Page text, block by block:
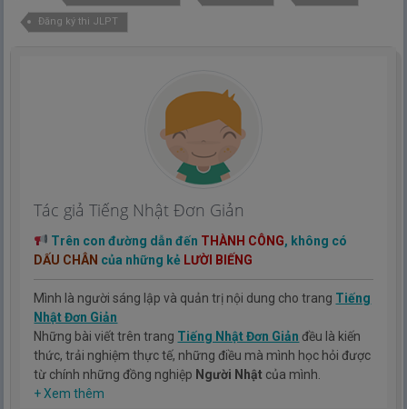
Đăng ký thi JLPT
Tác giả Tiếng Nhật Đơn Giản
Trên con đường dẫn đến THÀNH CÔNG, không có
DẤU CHÂN của những kẻ LƯỜI BIẾNG
Mình là người sáng lập và quản trị nội dung cho trang Tiếng
Nhật Đơn Giản
Những bài viết trên trang Tiếng Nhật Đơn Giản đều là kiến
thức, trải nghiệm thực tế, những điều mà mình học hỏi được
từ chính những đồng nghiệp Người Nhật của mình.
Hy vọng rằng kinh nghiệm mà mình có được sẽ giúp các bạn
+ Xem thêm